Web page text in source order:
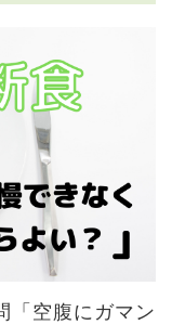
「空腹にガマン